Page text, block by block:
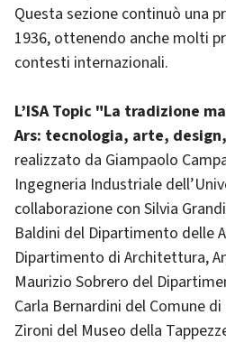
Questa sezione continuò una
1936, ottenendo anche molti
contesti internazionali.
L’ISA Topic "La tradizione
Ars: tecnologia, arte,
realizzato da Giampaolo
Ingegneria Industriale
collaborazione con Silvia
Baldini del Dipartimento delle
Dipartimento di Architettura,
Maurizio Sobrero del
Carla Bernardini del Comune
Zironi del Museo della